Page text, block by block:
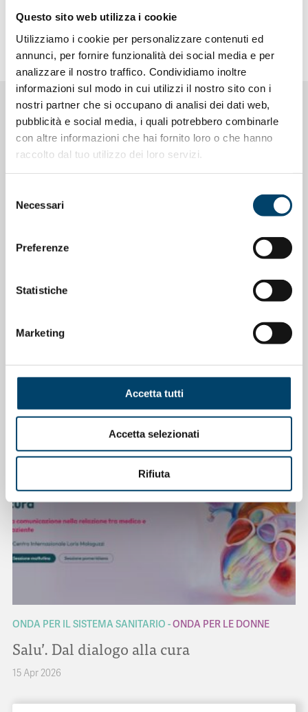
Questo sito web utilizza i cookie
Utilizziamo i cookie per personalizzare contenuti ed
annunci, per fornire funzionalità dei social media e per
analizzare il nostro traffico. Condividiamo inoltre
informazioni sul modo in cui utilizzi il nostro sito con i
nostri partner che si occupano di analisi dei dati web,
pubblicità e social media, i quali potrebbero combinarle
con altre informazioni che hai fornito loro o che hanno
raccolto dal tuo utilizzo dei loro servizi.
delNecessari
Preferenze
Statistiche
Marketing
Accetta tutti
Accetta selezionati
Rifiuta
Unite.
L’articolo su Quotidiano Sanità
NOTIZIE CORRELATE
ONDA PER LE DONNE
Depressione Post Partum: intervista al
Prof. Claudio Mencacci
23 Apr 2026
ONDA PER IL SISTEMA SANITARIO ONDA PER LE DONNE
Salu’. Dal dialogo alla cura
15 Apr 2026